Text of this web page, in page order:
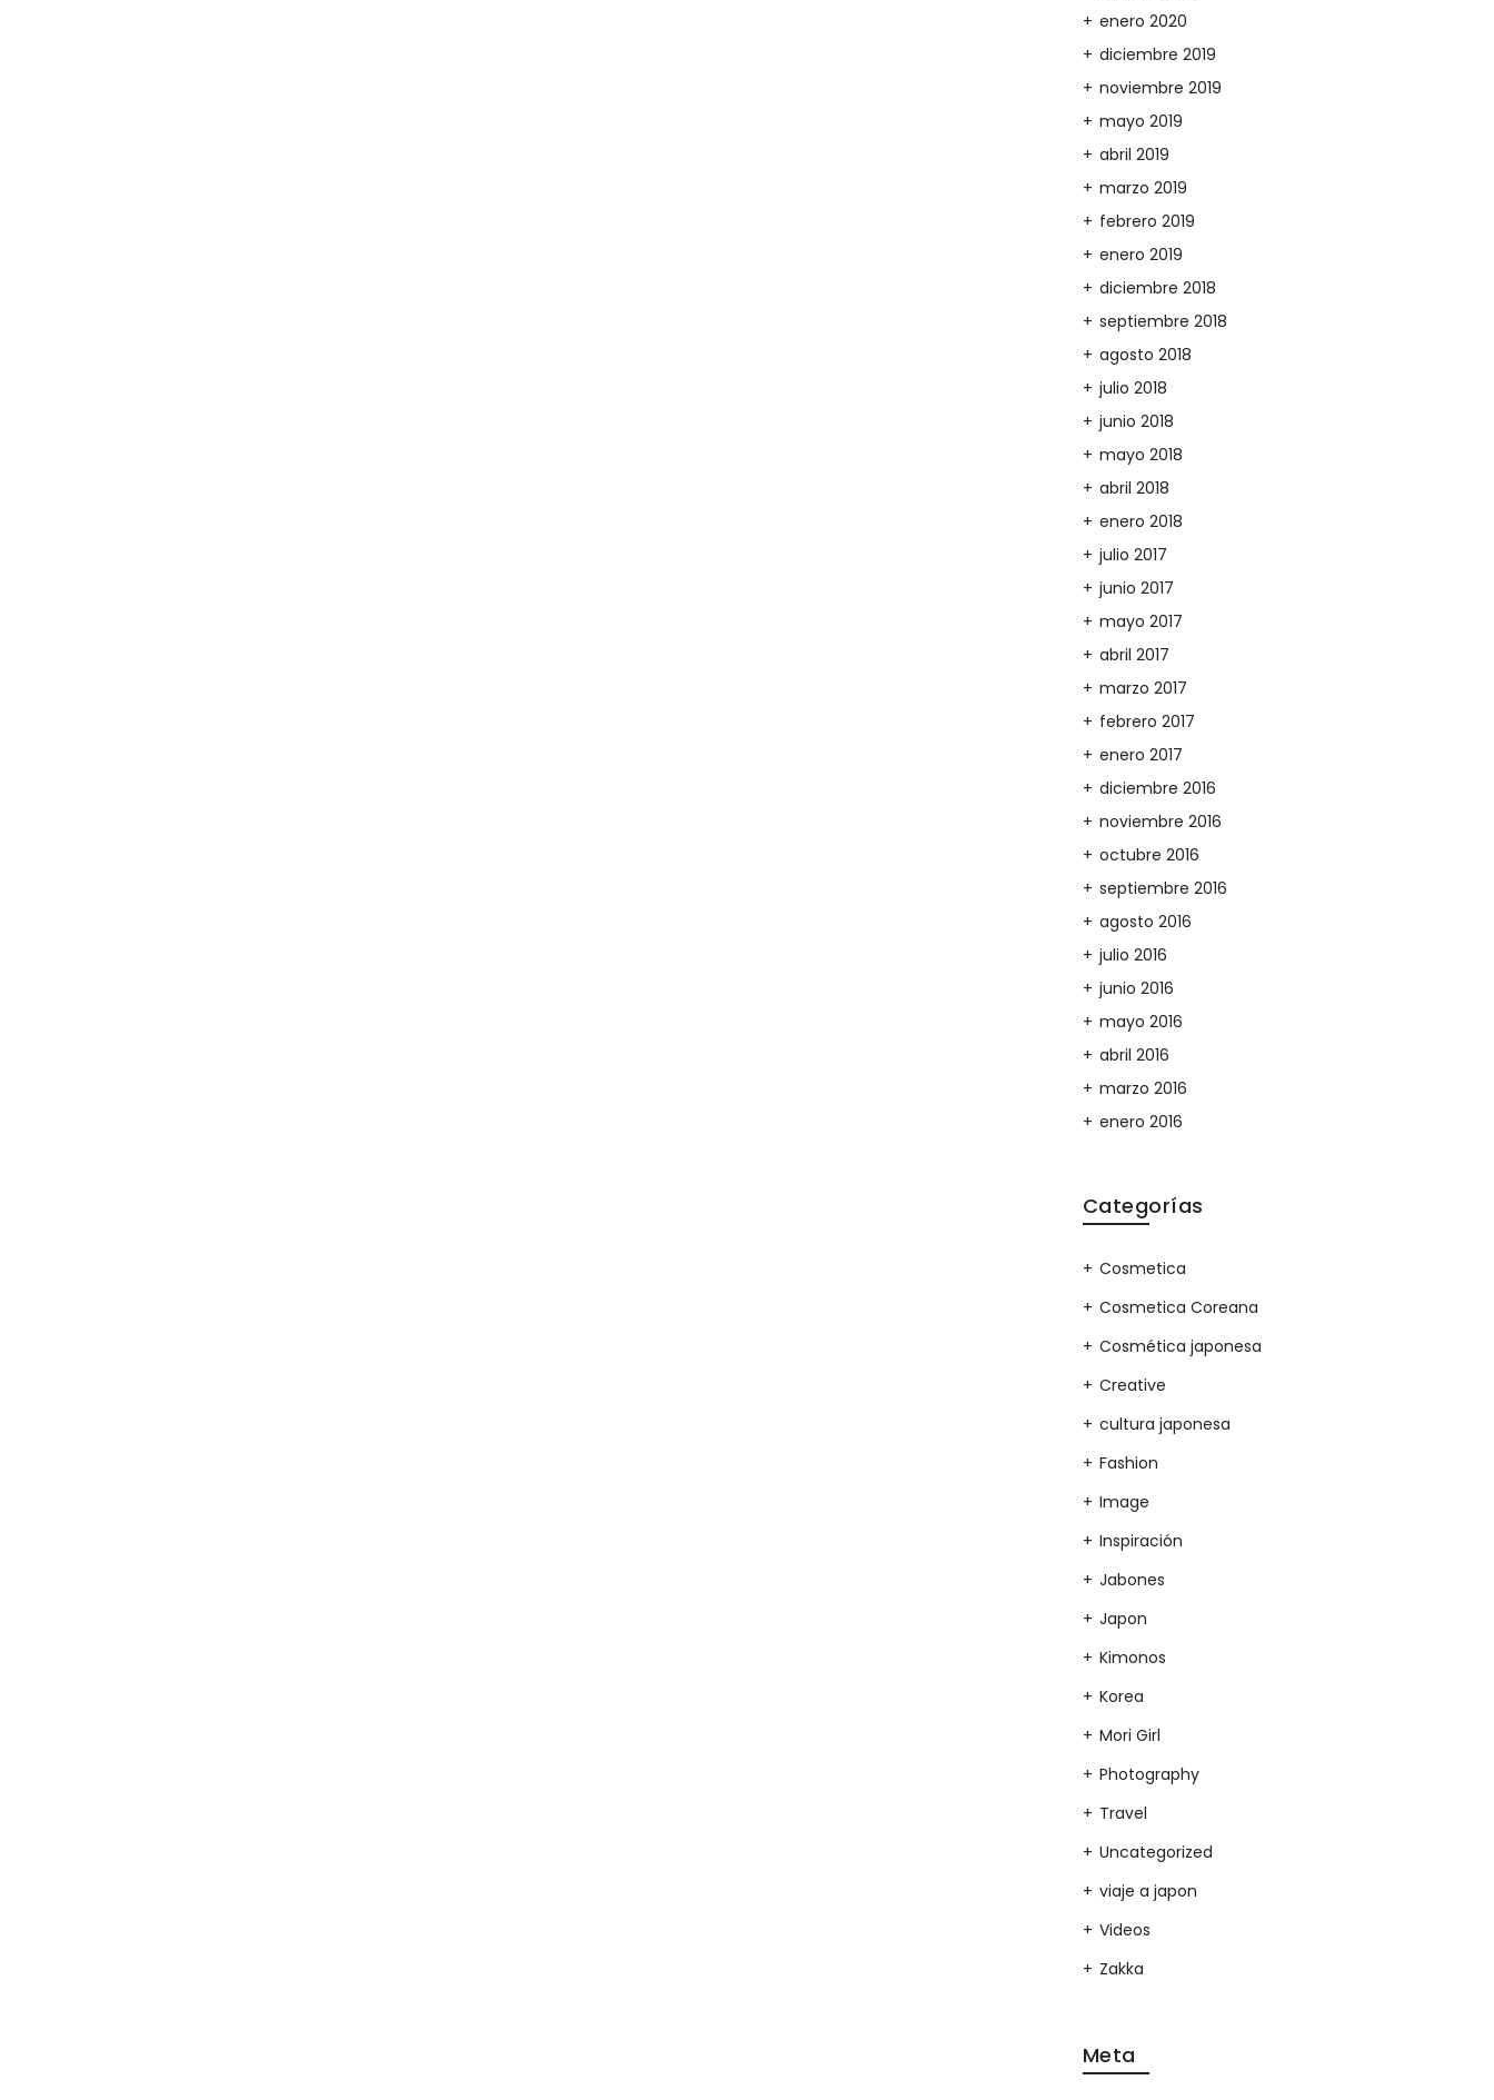
enero 2020
diciembre 2019
noviembre 2019
mayo 2019
abril 2019
marzo 2019
febrero 2019
enero 2019
diciembre 2018
septiembre 2018
agosto 2018
julio 2018
junio 2018
mayo 2018
abril 2018
enero 2018
julio 2017
junio 2017
mayo 2017
abril 2017
marzo 2017
febrero 2017
enero 2017
diciembre 2016
noviembre 2016
octubre 2016
septiembre 2016
agosto 2016
julio 2016
junio 2016
mayo 2016
abril 2016
marzo 2016
enero 2016
Categorías
Cosmetica
Cosmetica Coreana
Cosmética japonesa
Creative
cultura japonesa
Fashion
Image
Inspiración
Jabones
Japon
Kimonos
Korea
Mori Girl
Photography
Travel
Uncategorized
viaje a japon
Videos
Zakka
Meta